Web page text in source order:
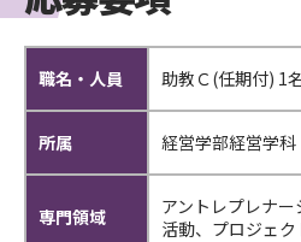
職名・人員 助教Ｃ(任期付) 1
所属 経営学部経営学科
専門領域
アントレプレナ
活動、プロジェク